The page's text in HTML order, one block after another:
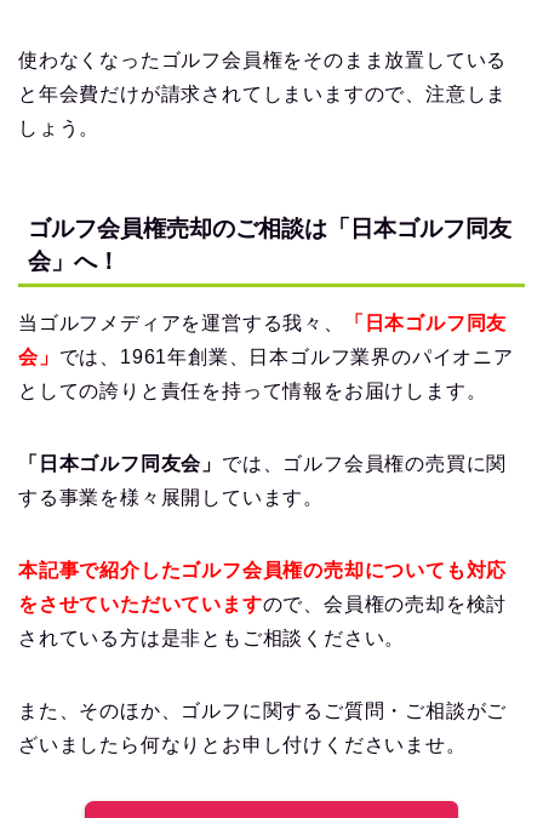
使わなくなったゴルフ会員権をそのまま放置している
と年会費だけが請求されてしまいますので、注意しま
しょう。
ゴルフ会員権売却のご相談は「日本ゴルフ同友
会」へ！
当ゴルフメディアを運営する我々、
「日本ゴルフ同友
会」 では、1961年創業、日本ゴルフ業界のパイオニア
としての誇りと責任を持って情報をお届けします。
「日本ゴルフ同友会」 では、ゴルフ会員権の売買に関
する事業を様々展開しています。
本記事で紹介したゴルフ会員権の売却についても対応
をさせていただいていますので、会員権の売却を検討
されている方は是非ともご相談ください。
また、そのほか、ゴルフに関するご質問・ご相談がご
ざいましたら何なりとお申し付けくださいませ。